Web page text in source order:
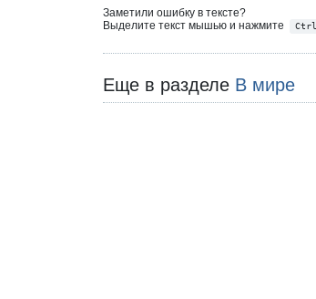
Заметили ошибку в тексте?
Выделите текст мышью и нажмите
Ctrl
Еще в разделе В мире